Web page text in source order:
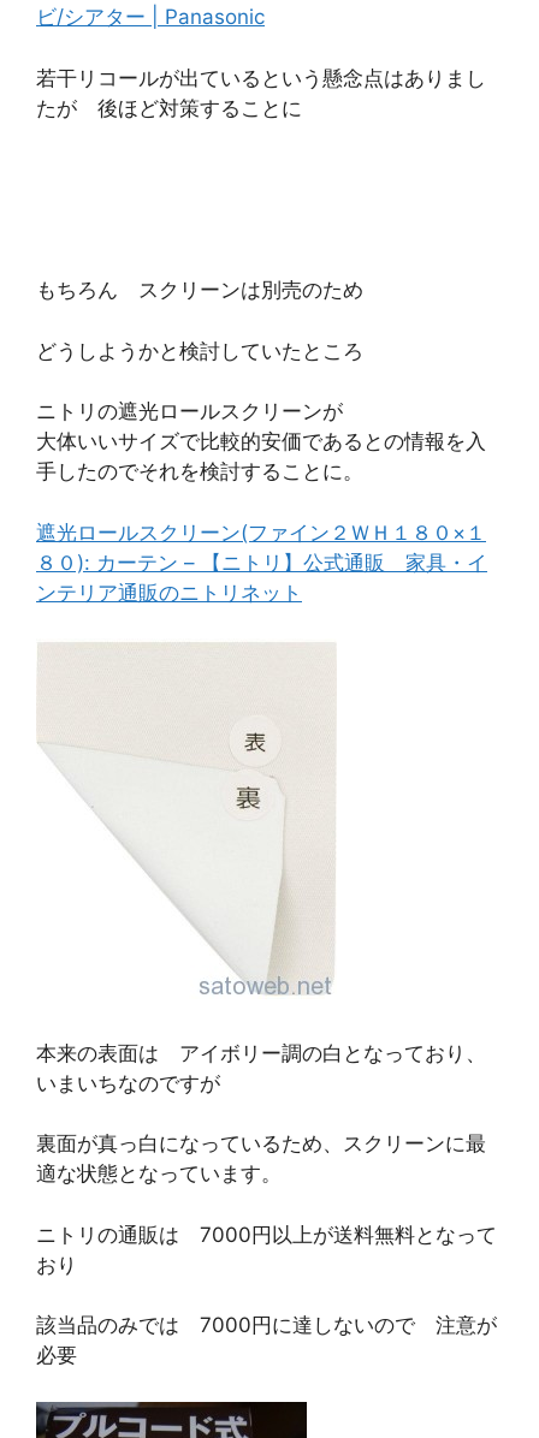
ビ/シアター | Panasonic
若干リコールが出ているという懸念点はありまし
たが 後ほど対策することに
もちろん スクリーンは別売のため
どうしようかと検討していたところ
ニトリの遮光ロールスクリーンが
大体いいサイズで比較的安価であるとの情報を入
手したのでそれを検討することに。
遮光ロールスクリーン(ファイン２ＷＨ１８０×１
８０): カーテン – 【ニトリ】公式通販 家具・イ
ンテリア通販のニトリネット
本来の表面は アイボリー調の白となっており、
いまいちなのですが
裏面が真っ白になっているため、スクリーンに最
適な状態となっています。
ニトリの通販は 7000円以上が送料無料となって
おり
該当品のみでは 7000円に達しないので 注意が
必要